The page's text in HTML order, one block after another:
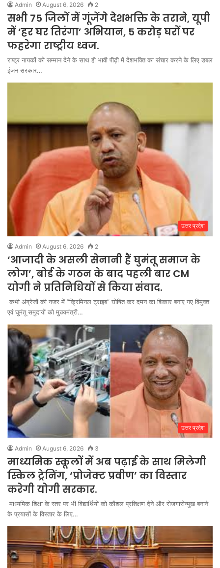
Admin August 6, 2026 2
सभी 75 जिलों में गूंजेंगे देशभक्ति के तराने, यूपी
में ‘हर घर तिरंगा’ अभियान, 5 करोड़ घरों पर
फहरेगा राष्ट्रीय ध्वज.
राष्ट्र नायकों को सम्मान देने के साथ ही भावी पीढ़ी में देशभक्ति का संचार करने के लिए डबल
इंजन सरकार…
उत्तर प्रदेश
Admin August 6, 2026 2
‘आजादी के असली सेनानी हैं घुमंतू समाज के
लोग’, बोर्ड के गठन के बाद पहली बार CM
योगी ने प्रतिनिधियों से किया संवाद.
कभी अंग्रेजों की नजर में ”क्रिमिनल ट्राइब” घोषित कर दमन का शिकार बनाए गए विमुक्त
एवं घुमंतू समुदायों को मुख्यमंत्री…
उत्तर प्रदेश
Admin August 6, 2026 3
माध्यमिक स्कूलों में अब पढ़ाई के साथ मिलेगी
स्किल ट्रेनिंग, ‘प्रोजेक्ट प्रवीण’ का विस्तार
करेगी योगी सरकार.
माध्यमिक शिक्षा के स्तर पर भी विद्यार्थियों को कौशल प्रशिक्षण देने और रोजगारोन्मुख बनाने
के प्रयासों के विस्तार के लिए…